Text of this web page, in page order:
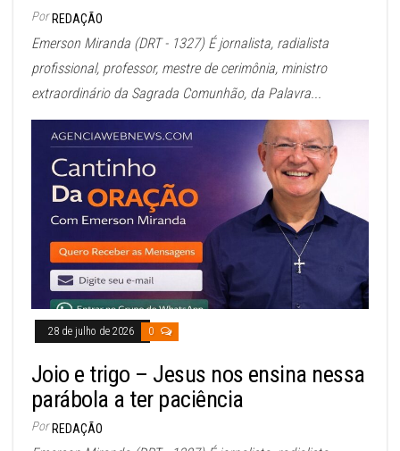
Por REDAÇÃO
Emerson Miranda (DRT - 1327) É jornalista, radialista
profissional, professor, mestre de cerimônia, ministro
extraordinário da Sagrada Comunhão, da Palavra...
28 de julho de 2026 0
Joio e trigo – Jesus nos ensina nessa
parábola a ter paciência
Por REDAÇÃO